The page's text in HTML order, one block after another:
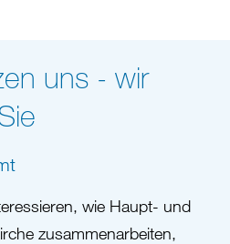
uns - wir
wie Haupt- und
zusammenarbeiten,